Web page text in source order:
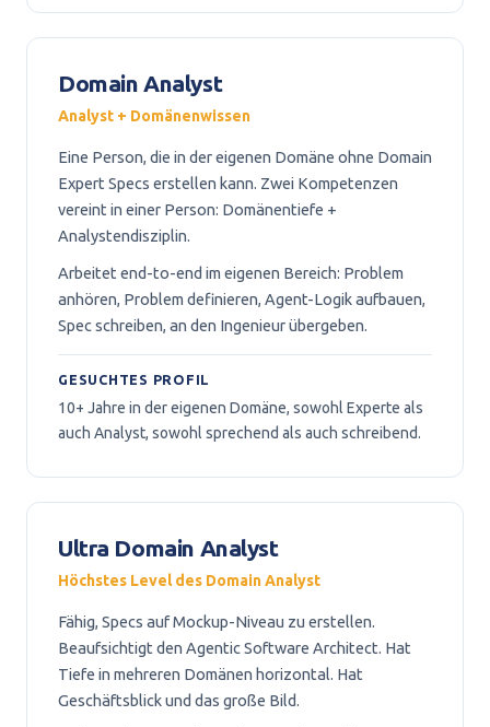
Domain Analyst
Analyst + Domänenwissen
Eine Person, die in der eigenen Domäne ohne Domain
Expert Specs erstellen kann. Zwei Kompetenzen
vereint in einer Person: Domänentiefe +
Analystendisziplin.
Arbeitet end-to-end im eigenen Bereich: Problem
anhören, Problem definieren, Agent-Logik aufbauen,
Spec schreiben, an den Ingenieur übergeben.
GESUCHTES PROFIL
10+ Jahre in der eigenen Domäne, sowohl Experte als
auch Analyst, sowohl sprechend als auch schreibend.
Ultra Domain Analyst
Höchstes Level des Domain Analyst
Fähig, Specs auf Mockup-Niveau zu erstellen.
Beaufsichtigt den Agentic Software Architect. Hat
Tiefe in mehreren Domänen horizontal. Hat
Geschäftsblick und das große Bild.